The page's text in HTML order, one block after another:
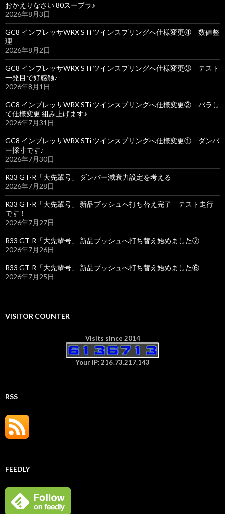
おかえりなさい 80スープラ♪
2026年8月3日
GC8 インプレッサWRX STi ツインスプリングへ仕様変更④ 数値整
理
2026年8月2日
GC8 インプレッサWRX STi ツインスプリングへ仕様変更③ テスト
一発目で好感触♪
2026年8月1日
GC8 インプレッサWRX STi ツインスプリングへ仕様変更② バラし
て仕様変更 組み上げます♪
2026年7月31日
GC8 インプレッサWRX STi ツインスプリングへ仕様変更① ダンパ
ー採寸です♪
2026年7月30日
R33 GT-R「大先輩号」 ダンパー減衰力設定を考える
2026年7月28日
R33 GT-R「大先輩号」 新品ブッシュへ打ち替え完了 テスト走行
です！
2026年7月27日
R33 GT-R「大先輩号」 新品ブッシュへ打ち替え始めました⑦
2026年7月26日
R33 GT-R「大先輩号」 新品ブッシュへ打ち替え始めました⑥
2026年7月25日
VISITOR COUNTER
Visits since 2014
Your IP: 216.73.217.143
RSS
FEEDLY